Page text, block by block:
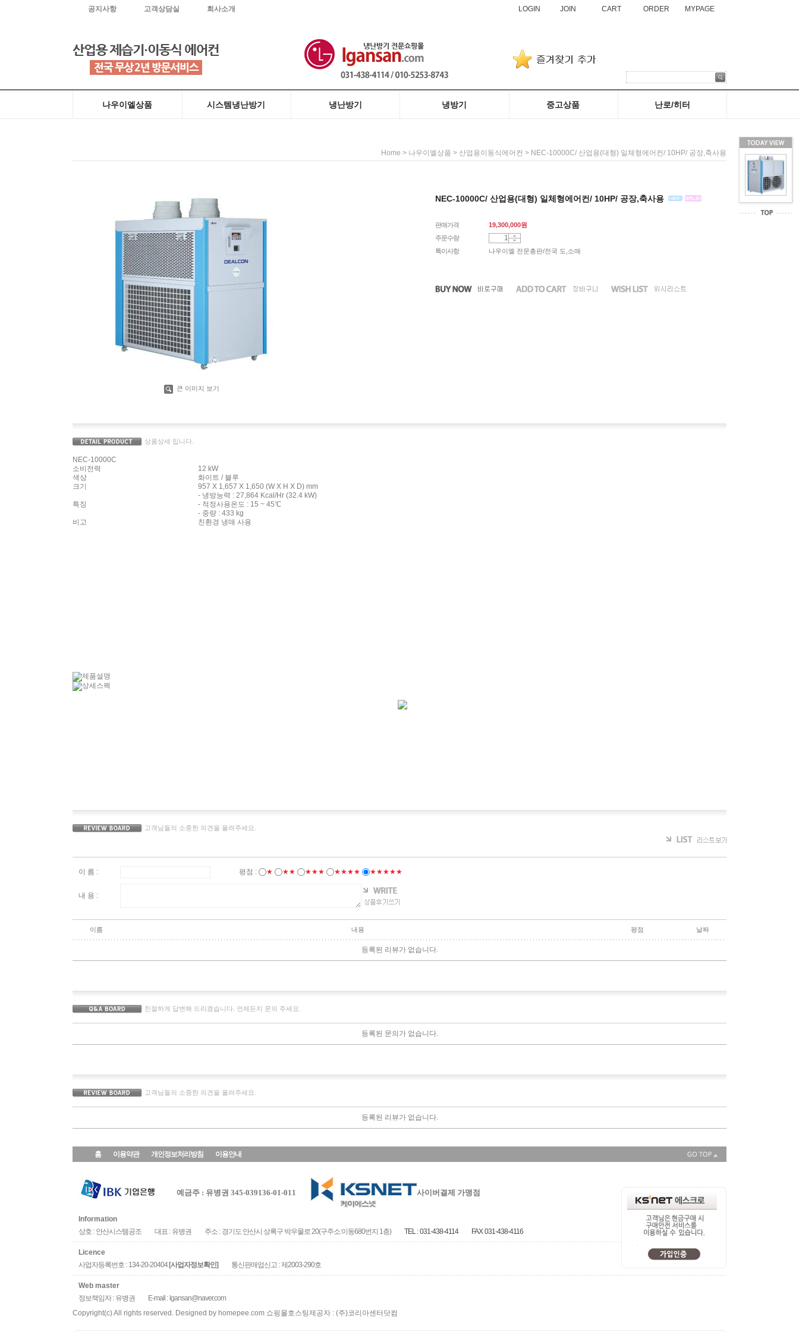
공지사항 고객상담실 회사소개 LOGIN JOIN CART ORDER MYPAGE
나우이엘상품 시스템냉난방기 냉난방기 냉방기 중고상품 난로/히터
Home > 나우이엘상품 > 산업용이동식에어컨 > NEC-10000C/ 산업용(대형) 일체형에어컨/ 10HP/ 공장,축사용
큰 이미지 보기
NEC-10000C/ 산업용(대형) 일체형에어컨/ 10HP/ 공장,축사용
판매가격 19,300,000원
주문수량
특이사항
나우이엘 전문총판/전국 도,소매
상품상세 입니다.
NEC-10000C
소비전력
12 kW
색상
화이트 / 블루
크기
957 X 1,657 X 1,650 (W X H X D) mm
특징
- 냉방능력 : 27,864 Kcal/Hr (32.4 kW)
- 적정사용온도 : 15 ~ 45℃
- 중량 : 433 kg
비고
친환경 냉매 사용
고객님들의 소중한 의견을 올려주세요.
이 름 : 평점 : ★ ★★ ★★★ ★★★★ ★★★★★
내 용 :
이름 내용 평점 날짜
등록된 리뷰가 없습니다.
친절하게 답변해 드리겠습니다. 언제든지 문의 주세요.
등록된 문의가 없습니다.
고객님들의 소중한 의견을 올려주세요.
등록된 리뷰가 없습니다.
홈 이용약관 개인정보처리방침 이용안내
예금주 : 유병권 345-039136-01-011 사이버결제 가맹점
Information
상호 : 안산시스템공조 대표 : 유병권 주소 : 경기도 안산시 상록구 박우물로 20(구주소:이동680번지 1층) TEL : 031-438-4114 FAX 031-438-4116
Licence
사업자등록번호 : 134-20-20404 [사업자정보확인] 통신판매업신고 : 제2003-290호
Web master
정보책임자 : 유병권 E-mail : lgansan@naver.com
Copyright(c) All rights reserved. Designed by homepee.com 쇼핑몰호스팅제공자 : (주)코리아센터닷컴